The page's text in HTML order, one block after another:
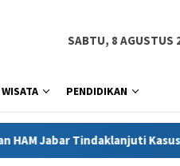
SABTU, 8 AGUSTUS
WISATA PENDIDIKAN
Kasus Sukajaya, Dorong